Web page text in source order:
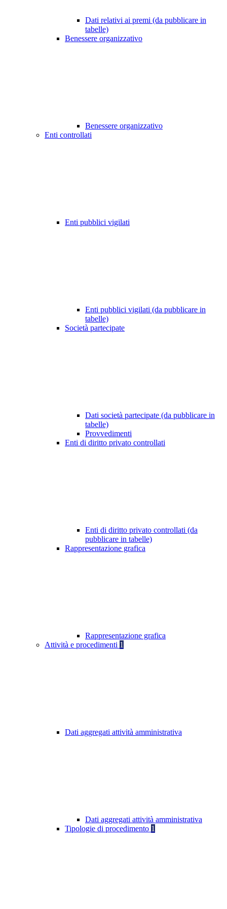
Dati relativi ai premi (da pubblicare in
tabelle)
Benessere organizzativo
Benessere organizzativo
Enti controllati
Enti pubblici vigilati
Enti pubblici vigilati (da pubblicare in
tabelle)
Società partecipate
Dati società partecipate (da pubblicare in
tabelle)
Provvedimenti
Enti di diritto privato controllati
Enti di diritto privato controllati (da
pubblicare in tabelle)
Rappresentazione grafica
Rappresentazione grafica
Attività e procedimenti 1
Dati aggregati attività amministrativa
Dati aggregati attività amministrativa
Tipologie di procedimento 1